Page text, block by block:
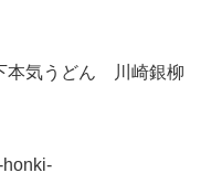
本気うどん 川崎銀柳